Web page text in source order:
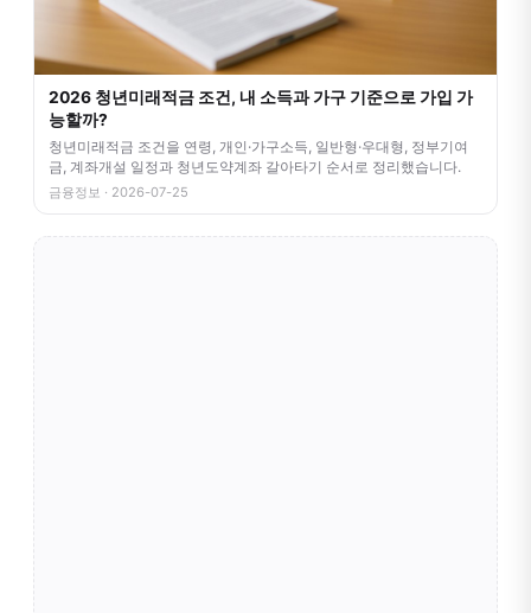
2026 청년미래적금 조건, 내 소득과 가구 기준으로 가입 가
능할까?
청년미래적금 조건을 연령, 개인·가구소득, 일반형·우대형, 정부기여
금, 계좌개설 일정과 청년도약계좌 갈아타기 순서로 정리했습니다.
금융정보 · 2026-07-25